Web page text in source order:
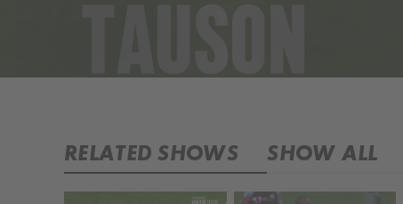
RELATED SHOWS SHOW ALL